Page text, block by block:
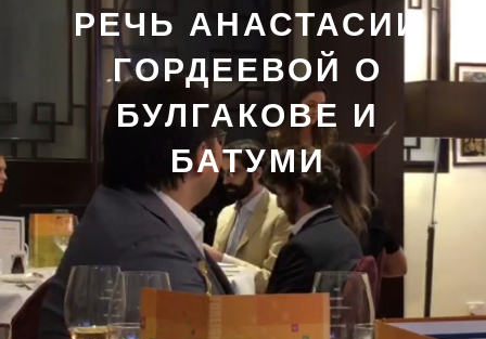
РЕЧЬ АНАСТАСИИ
ГОРДЕЕВОЙ О
БУЛГАКОВЕ И
БАТУМИ